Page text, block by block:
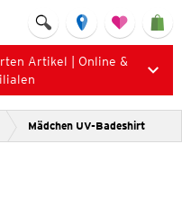
Artikel | Online &
Mädchen UV-Badeshirt